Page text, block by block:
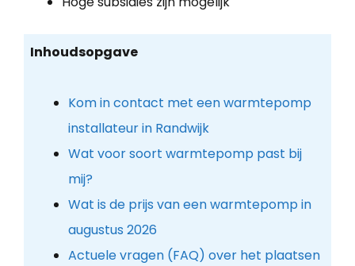
Inhoudsopgave
Kom in contact met een warmtepomp
installateur in Randwijk
Wat voor soort warmtepomp past bij
mij?
Wat is de prijs van een warmtepomp in
augustus 2026
Actuele vragen (FAQ) over het plaatsen